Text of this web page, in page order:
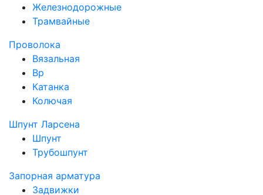
Железнодорожные
Трамвайные
Проволока
Вязальная
Вр
Катанка
Колючая
Шпунт Ларсена
Шпунт
Трубошпунт
Запорная арматура
Задвижки